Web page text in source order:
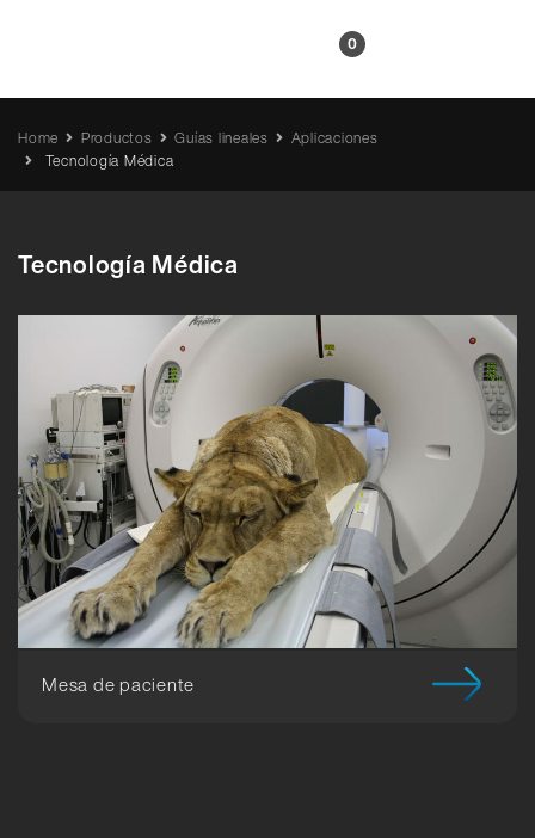
0
Home Productos Guías lineales
Aplicaciones
Tecnología Médica
Tecnología Médica
Mesa de paciente